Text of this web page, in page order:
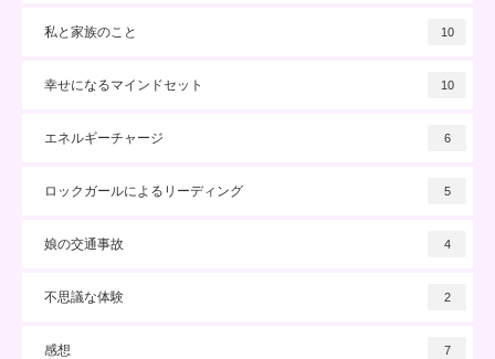
私と家族のこと 10
幸せになるマインドセット 10
エネルギーチャージ 6
ロックガールによるリーディング 5
娘の交通事故 4
不思議な体験 2
感想 7